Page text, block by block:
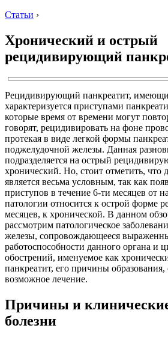
Статьи ›
Хронический и острый
рецидивирующий
Рецидивирующий панкреатит,
характеризуется приступами
которые время от времени могут
говорят, рецидивировать на фоне
протекая в виде легкой формы
поджелудочной железы. Данная
подразделяется на острый
хронический. Но, стоит отметить, что
является весьма условным, так как
приступов в течение 6-ти месяцев от
патологии относится к острой форме
месяцев, к хронической. В данном
рассмотрим патологическое
железы, сопровождающееся
работоспособности данного органа и
обострений, именуемое как
панкреатит, его причины
возможное лечение.
Причины и
болезни